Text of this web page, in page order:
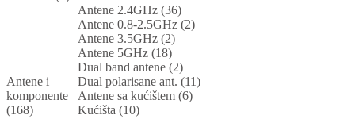
Antene i
komponente
(168)
Antene 2.4GHz (36)
Antene 0.8-2.5GHz (2)
Antene 3.5GHz (2)
Antene 5GHz (18)
Dual band antene (2)
Dual polarisane ant. (11)
Antene sa kućištem (6)
Kućišta (10)